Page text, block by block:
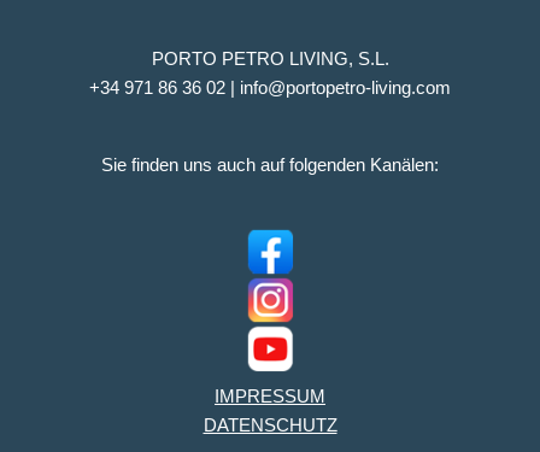
PORTO PETRO LIVING, S.L.
+34 971 86 36 02 | info@portopetro-living.com
Sie finden uns auch auf folgenden Kanälen:
IMPRESSUM
DATENSCHUTZ